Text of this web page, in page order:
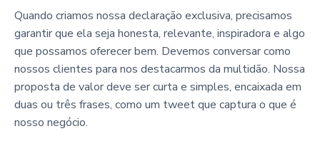
Quando criamos nossa declaração exclusiva, precisamos
garantir que ela seja honesta, relevante, inspiradora e algo
que possamos oferecer bem. Devemos conversar como
nossos clientes para nos destacarmos da multidão. Nossa
proposta de valor deve ser curta e simples, encaixada em
duas ou três frases, como um tweet que captura o que é
nosso negócio.